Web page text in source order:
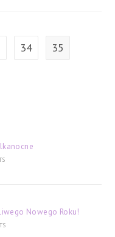
34
35
Nowego Roku!